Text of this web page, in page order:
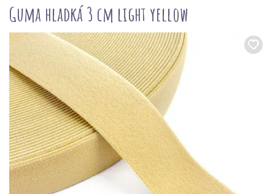
Guma hladká 3 cm light yellow